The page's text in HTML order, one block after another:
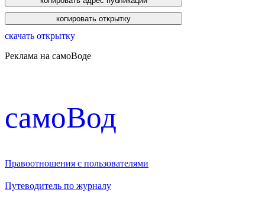
скачать открытку
Реклама на самоВоде
cамоВод
Правоотношения с пользователями
Путеводитель по журналу